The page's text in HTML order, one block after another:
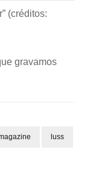
(créditos:
gravamos
luss